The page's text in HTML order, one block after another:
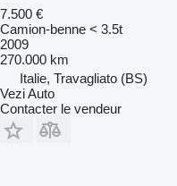
7.500 €
Camion-benne < 3.5t
2009
270.000 km
Italie, Travagliato (BS)
Vezi Auto
Contacter le vendeur